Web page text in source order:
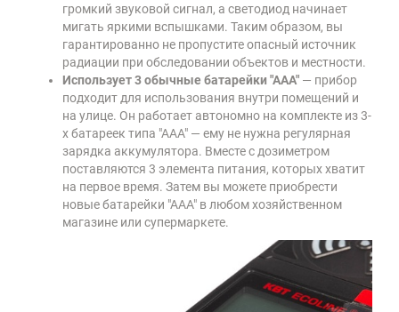
громкий звуковой сигнал, а светодиод начинает
мигать яркими вспышками. Таким образом, вы
гарантированно не пропустите опасный источник
радиации при обследовании объектов и местности.
Использует 3 обычные батарейки "ААА" — прибор
подходит для использования внутри помещений и
на улице. Он работает автономно на комплекте из 3-
х батареек типа "ААА" — ему не нужна регулярная
зарядка аккумулятора. Вместе с дозиметром
поставляются 3 элемента питания, которых хватит
на первое время. Затем вы можете приобрести
новые батарейки "ААА" в любом хозяйственном
магазине или супермаркете.